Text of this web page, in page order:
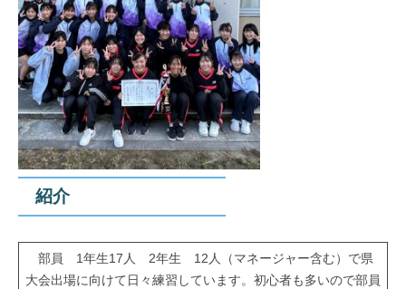
紹介
部員 1年生17人 2年生 12人（マネージャー含む）で県
大会出場に向けて日々練習しています。初心者も多いので部員